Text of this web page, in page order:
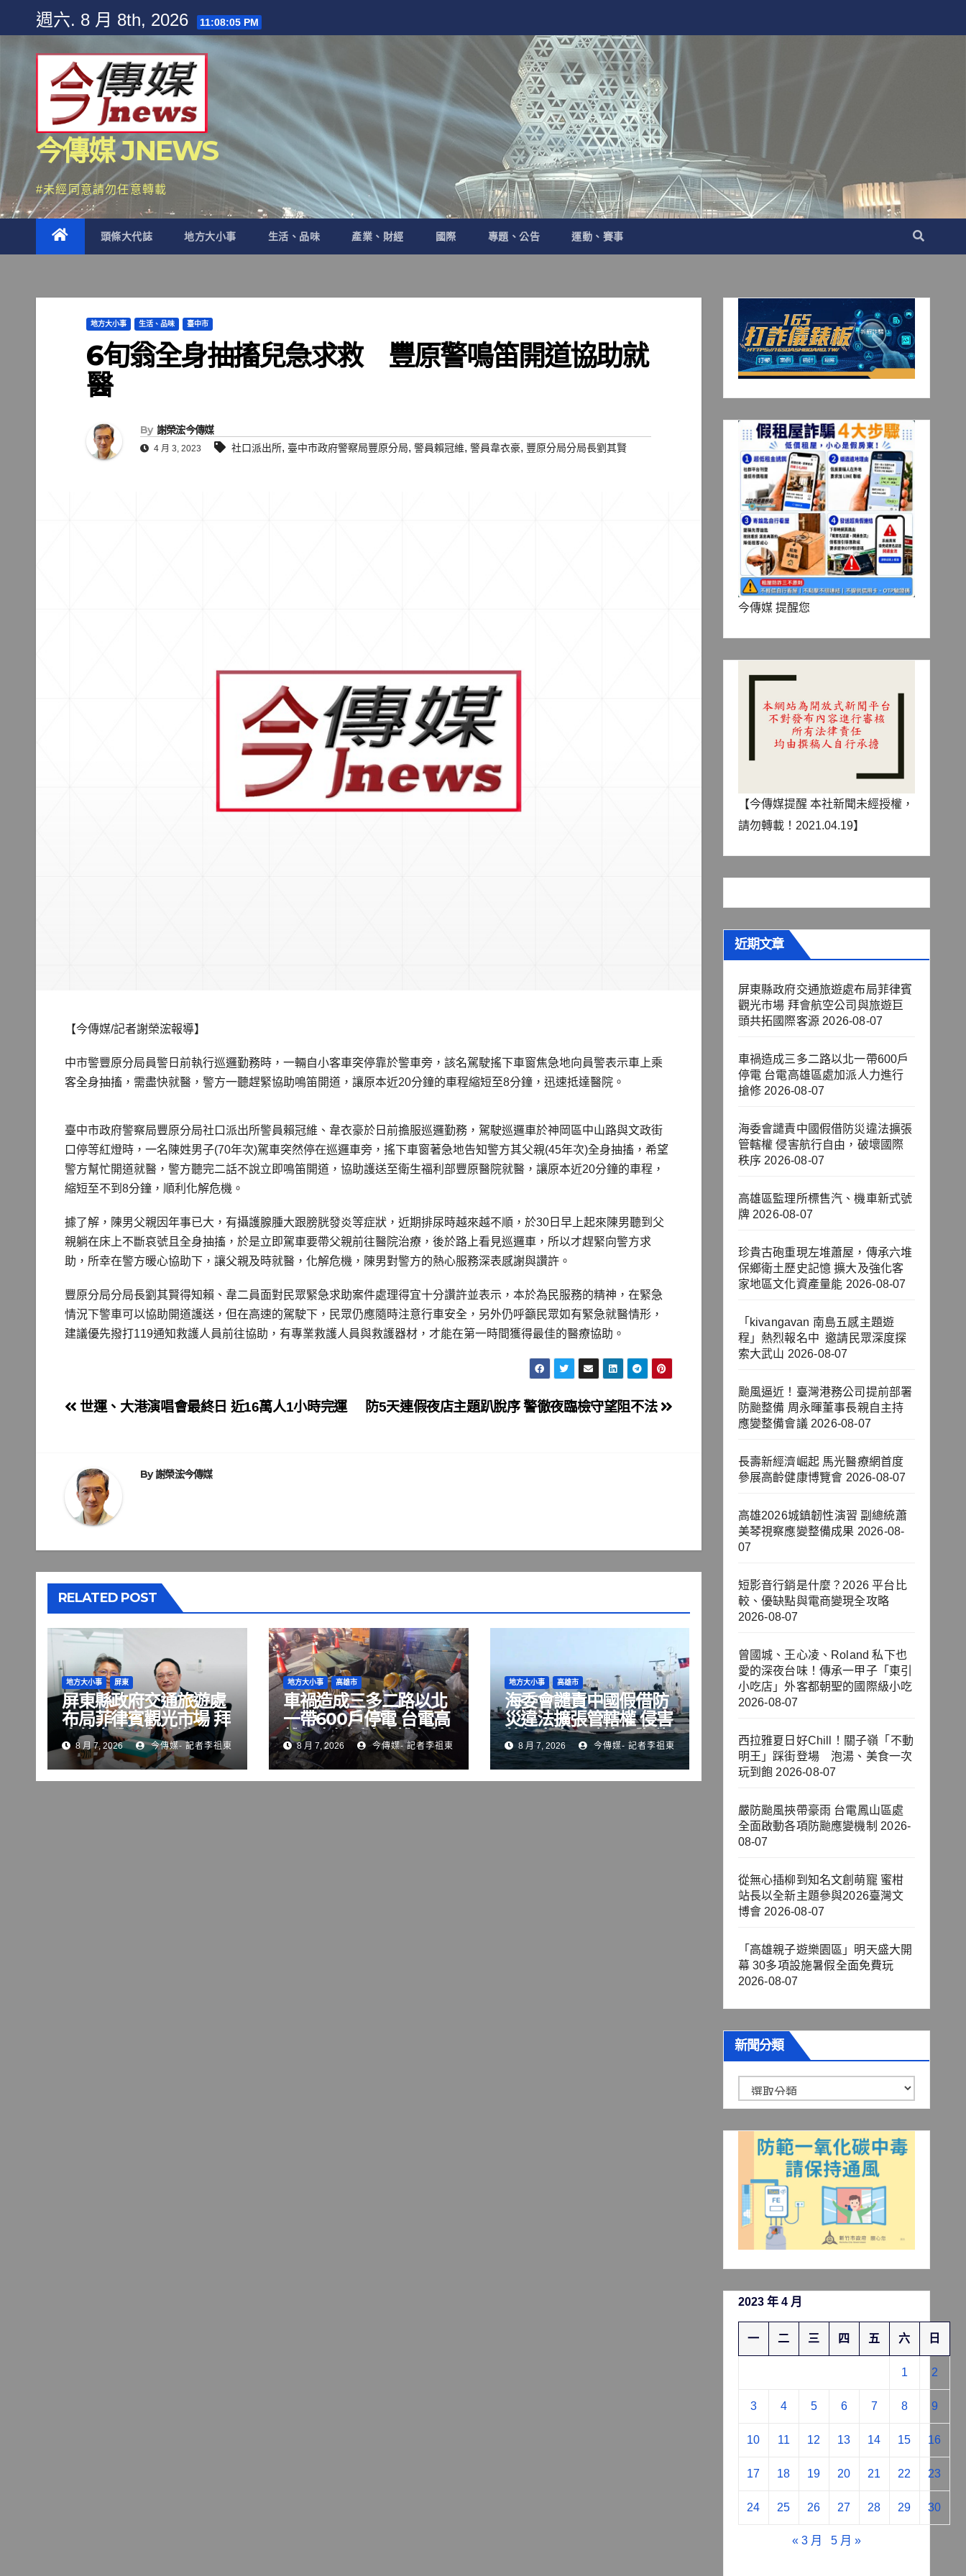
content
週六. 8 月 8th, 2026 11:08:06 PM
今傳媒 JNEWS
#未經同意請勿任意轉載
頭條大代誌 地方大小事 生活、品味 產業、財經 國際 專題、公告 運動、賽事
地方大小事 生活、品味 臺中市
6旬翁全身抽搐兒急求救 豐原警鳴笛開道協助就
醫
By 謝榮浤今傳媒
4 月 3, 2023 社口派出所, 臺中市政府警察局豐原分局, 警員賴冠維, 警員韋衣豪, 豐原分局分局長劉其賢
【今傳媒/記者謝榮浤報導】
中市警豐原分局員警日前執行巡邏勤務時，一輛自小客車突停靠於警車旁，該名駕駛搖下車窗焦急地向員警表示車上乘
客全身抽搐，需盡快就醫，警方一聽趕緊協助鳴笛開道，讓原本近20分鐘的車程縮短至8分鐘，迅速抵達醫院。
臺中市政府警察局豐原分局社口派出所警員賴冠維、韋衣豪於日前擔服巡邏勤務，駕駛巡邏車於神岡區中山路與文政街
口停等紅燈時，一名陳姓男子(70年次)駕車突然停在巡邏車旁，搖下車窗著急地告知警方其父親(45年次)全身抽搐，希望
警方幫忙開道就醫，警方聽完二話不說立即鳴笛開道，協助護送至衛生福利部豐原醫院就醫，讓原本近20分鐘的車程，
縮短至不到8分鐘，順利化解危機。
據了解，陳男父親因年事已大，有攝護腺腫大跟膀胱發炎等症狀，近期排尿時越來越不順，於30日早上起來陳男聽到父
親躺在床上不斷哀號且全身抽搐，於是立即駕車要帶父親前往醫院治療，後於路上看見巡邏車，所以才趕緊向警方求
助，所幸在警方暖心協助下，讓父親及時就醫，化解危機，陳男對警方的熱心服務深表感謝與讚許。
豐原分局分局長劉其賢得知賴、韋二員面對民眾緊急求助案件處理得宜十分讚許並表示，本於為民服務的精神，在緊急
情況下警車可以協助開道護送，但在高速的駕駛下，民眾仍應隨時注意行車安全，另外仍呼籲民眾如有緊急就醫情形，
建議優先撥打119通知救護人員前往協助，有專業救護人員與救護器材，才能在第一時間獲得最佳的醫療協助。
文
導
覽
防5天連假夜店主題趴脫序 警徹夜臨檢守望阻不法
世運、大港演唱會最終日 近16萬人1小時完運
By謝榮浤今傳媒
RELATED POST
地方大小事 屏東
屏東縣政府交通旅遊處
布局菲律賓觀光市場 拜
會航空公司與旅遊巨頭
共拓國際客源
8 月 7, 2026 今傳媒- 記者李祖東
地方大小事 高雄市
車禍造成三多二路以北
一帶600戶停電 台電高
雄區處加派人力進行搶
修8 月 7, 2026 今傳媒- 記者李祖東
地方大小事 高雄市
海委會譴責中國假借防
災違法擴張管轄權 侵害
航行自由，破壞國際秩
序8 月 7, 2026 今傳媒- 記者李祖東
今傳媒 提醒您
【今傳媒提醒 本社新聞未經授權，
請勿轉載！2021.04.19】
近期文章
屏東縣政府交通旅遊處布局菲律賓
觀光市場 拜會航空公司與旅遊巨
頭共拓國際客源 2026-08-07
車禍造成三多二路以北一帶600戶
停電 台電高雄區處加派人力進行
搶修 2026-08-07
海委會譴責中國假借防災違法擴張
管轄權 侵害航行自由，破壞國際
秩序 2026-08-07
高雄區監理所標售汽、機車新式號
牌 2026-08-07
珍貴古砲重現左堆蕭屋，傳承六堆
保鄉衛土歷史記憶 擴大及強化客
家地區文化資產量能 2026-08-07
「kivangavan 南島五感主題遊
程」熱烈報名中 邀請民眾深度探
索大武山 2026-08-07
颱風逼近！臺灣港務公司提前部署
防颱整備 周永暉董事長親自主持
應變整備會議 2026-08-07
長壽新經濟崛起 馬光醫療網首度
參展高齡健康博覽會 2026-08-07
高雄2026城鎮韌性演習 副總統蕭
美琴視察應變整備成果 2026-08-
07
短影音行銷是什麼？2026 平台比
較、優缺點與電商變現全攻略
2026-08-07
曾國城、王心凌、Roland 私下也
愛的深夜台味！傳承一甲子「東引
小吃店」外客都朝聖的國際級小吃
2026-08-07
西拉雅夏日好Chill！關子嶺「不動
明王」踩街登場 泡湯、美食一次
玩到飽 2026-08-07
嚴防颱風挾帶豪雨 台電鳳山區處
全面啟動各項防颱應變機制 2026-
08-07
從無心插柳到知名文創萌寵 蜜柑
站長以全新主題參與2026臺灣文
博會 2026-08-07
「高雄親子遊樂園區」明天盛大開
幕 30多項設施暑假全面免費玩
2026-08-07
新聞分類
聞
分
2023 年 4 月
一 二 三 四 五 六 日
1 2
3 4 5 6 7 8 9
10 11 12 13 14 15 16
17 18 19 20 21 22 23
24 25 26 27 28 29 30
« 3 月 5 月 »